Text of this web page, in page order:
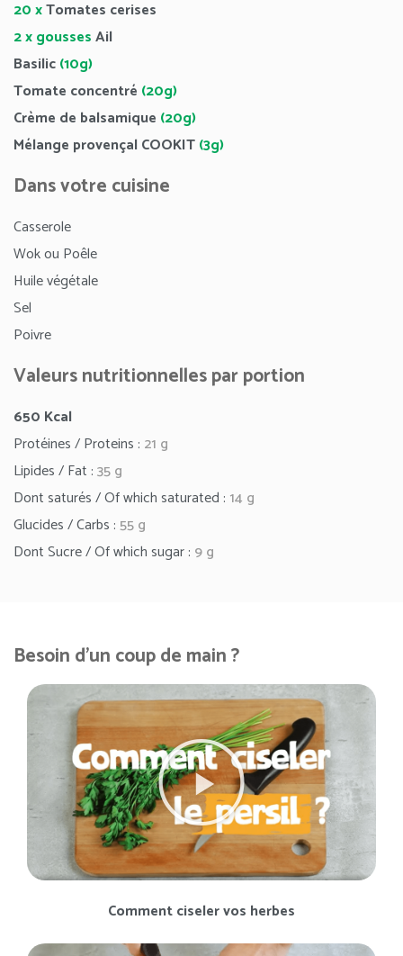
20 xTomates cerises
2 x goussesAil
Basilic(10g)
Tomate concentré (20g)
Crème de balsamique (20g)
Mélange provençal COOKIT(3g)
Dans votre cuisine
Casserole
Wok ou Poêle
Huile végétale
Sel
Poivre
Valeurs nutritionnelles par portion
650 Kcal
Protéines / Proteins : 21 g
Lipides / Fat :35 g
Dont saturés / Of which saturated : 14 g
Glucides / Carbs :55 g
Dont Sucre / Of which sugar : 9 g
Besoin d'un coup de main ?
Comment ciseler vos herbes